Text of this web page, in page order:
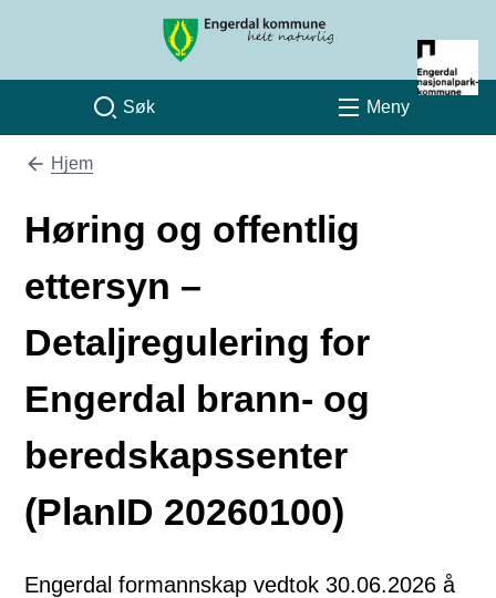
Engerdal kommune
Søk Meny
Du er her:
Hjem
Høring og offentlig
ettersyn –
Detaljregulering for
Engerdal brann- og
beredskapssenter
(PlanID 20260100)
Engerdal formannskap vedtok 30.06.2026 å